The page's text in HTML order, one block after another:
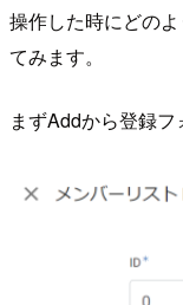
操作した時にどの
てみます。
まずAddから登録フ